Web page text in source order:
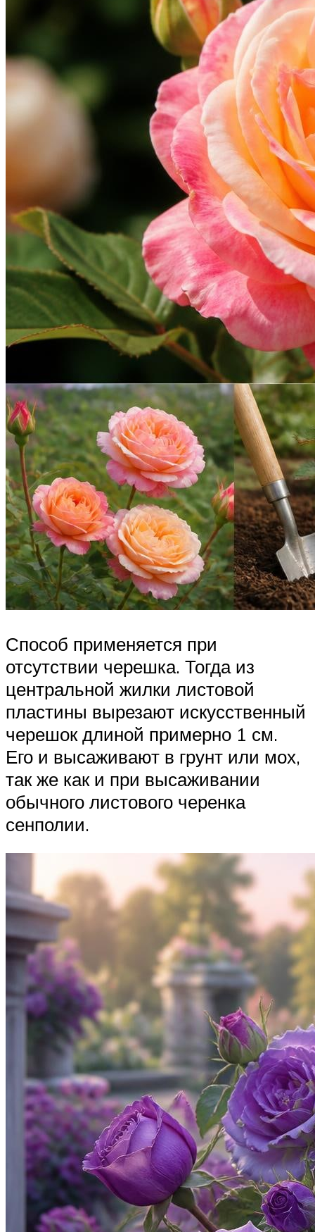
Способ применяется при
отсутствии черешка. Тогда из
центральной жилки листовой
пластины вырезают искусственный
черешок длиной примерно 1 см.
Его и высаживают в грунт или мох,
так же как и при высаживании
обычного листового черенка
сенполии.